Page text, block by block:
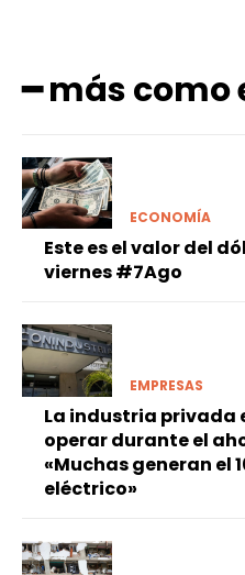
━ más como
ECONOMÍA
Este es el valor del
viernes #7Ago
EMPRESAS
La industria privada
operar durante el
«Muchas generan el
eléctrico»